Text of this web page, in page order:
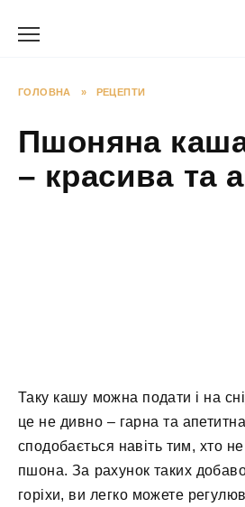
ГОЛОВНА » РЕЦЕПТИ
Пшоняна
– красива та
Таку кашу можна подати і на
це не дивно – гарна та
сподобається навіть тим, хто
пшона. За рахунок таких
горіхи, ви легко можете